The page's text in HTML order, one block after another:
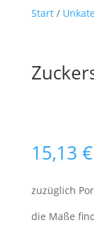
Start/
15,13 €
zuzüglich
die Maße